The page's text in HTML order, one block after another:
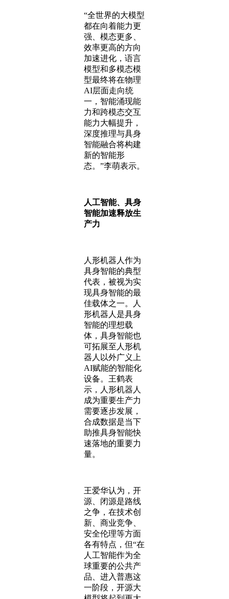
“全世界的大模型
都在向着能力更
强、模态更多、
效率更高的方向
加速进化，语言
模型和多模态模
型最终将在物理
AI层面走向统
一，智能涌现能
力和跨模态交互
能力大幅提升，
深度推理与具身
智能融合将构建
新的智能形
态。”李萌表示。
人工智能、具身
智能加速释放生
产力
人形机器人作为
具身智能的典型
代表，被视为实
现具身智能的最
佳载体之一。人
形机器人是具身
智能的理想载
体，具身智能也
可拓展至人形机
器人以外广义上
AI赋能的智能化
设备。王鹤表
示，人形机器人
成为重要生产力
需要逐步发展，
合成数据是当下
助推具身智能快
速落地的重要力
量。
王爱华认为，开
源、闭源是路线
之争，在技术创
新、商业竞争、
安全伦理等方面
各有特点，但“在
人工智能作为全
球重要的公共产
品、进入普惠这
一阶段，开源大